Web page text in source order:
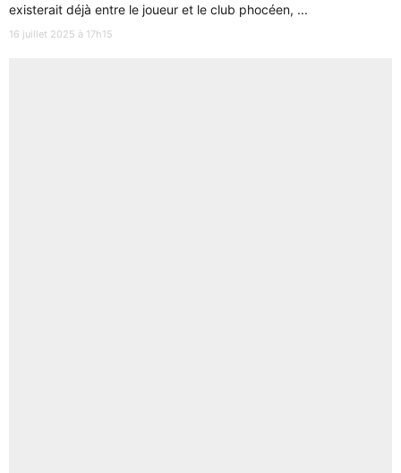
existerait déjà entre le joueur et le club phocéen, ...
16 juillet 2025 à 17h15